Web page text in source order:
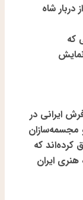
دربار شاه
که
ایرانی در
مجسمه‌سازان
کرده‌اند که
ایران